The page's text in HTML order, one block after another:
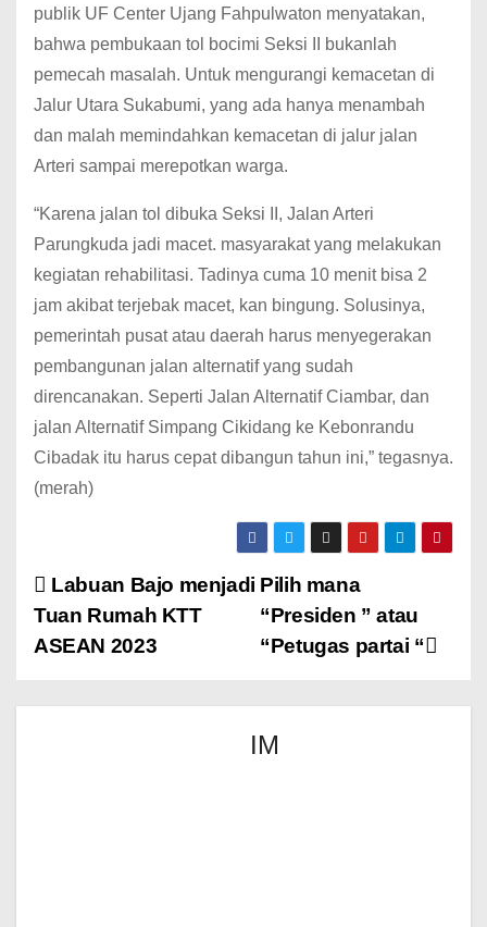
publik UF Center Ujang Fahpulwaton menyatakan,
bahwa pembukaan tol bocimi Seksi II bukanlah
pemecah masalah. Untuk mengurangi kemacetan di
Jalur Utara Sukabumi, yang ada hanya menambah
dan malah memindahkan kemacetan di jalur jalan
Arteri sampai merepotkan warga.
“Karena jalan tol dibuka Seksi II, Jalan Arteri
Parungkuda jadi macet. masyarakat yang melakukan
kegiatan rehabilitasi. Tadinya cuma 10 menit bisa 2
jam akibat terjebak macet, kan bingung. Solusinya,
pemerintah pusat atau daerah harus menyegerakan
pembangunan jalan alternatif yang sudah
direncanakan. Seperti Jalan Alternatif Ciambar, dan
jalan Alternatif Simpang Cikidang ke Kebonrandu
Cibadak itu harus cepat dibangun tahun ini,” tegasnya.
(merah)
Pilih mana
“Presiden ” atau
“Petugas partai “
Labuan Bajo menjadi
Tuan Rumah KTT
ASEAN 2023
IM